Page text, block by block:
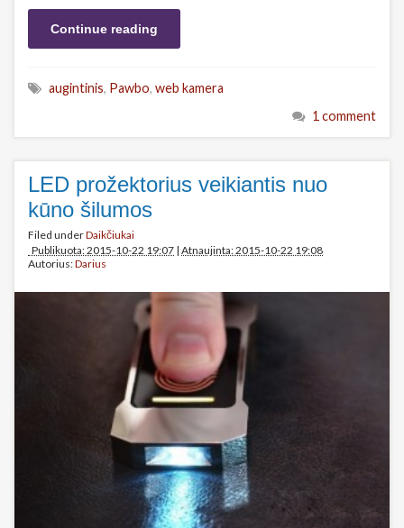
Continue reading
augintinis, Pawbo, web kamera
1 comment
LED prožektorius veikiantis nuo
kūno šilumos
Filed underDaikčiukai
Publikuota: 2015-10-22 19:07 | Atnaujinta: 2015-10-22 19:08
Autorius:Darius